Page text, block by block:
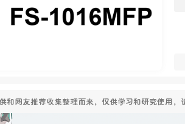
和网友推荐收集整理而来，仅供学习和研究使用